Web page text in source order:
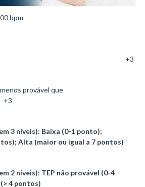
> 100 bpm
de TVP +3
provável que
3 níveis): Baixa (0-1 ponto);
Alta (maior ou igual a 7 pontos)
2 níveis): TEP não provável (0-4
4 pontos)